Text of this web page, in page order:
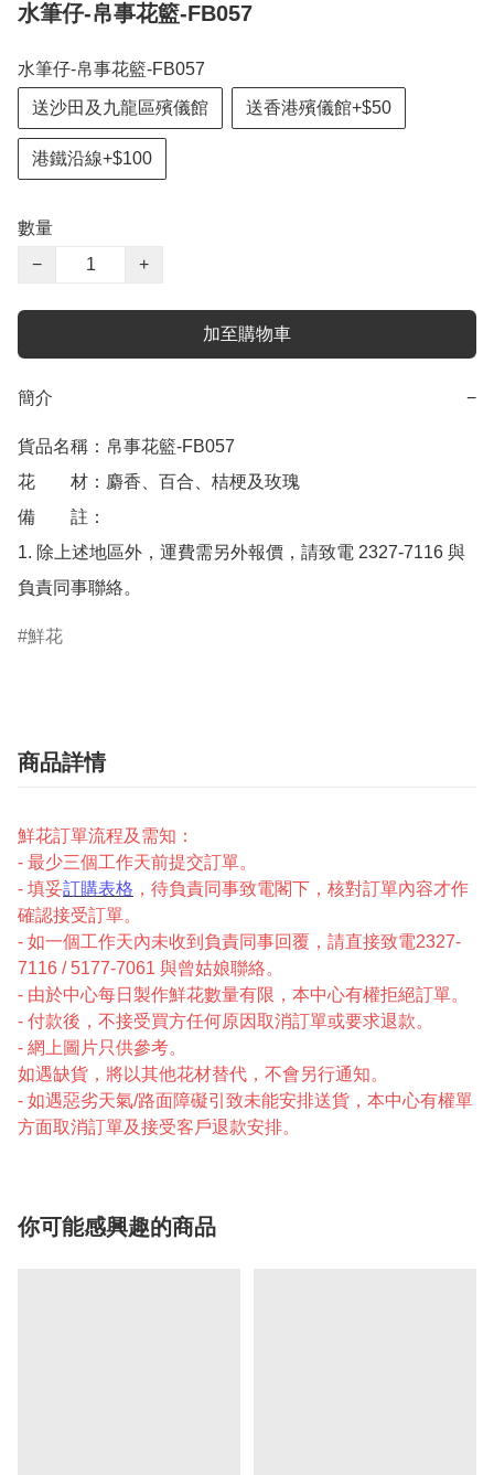
水筆仔-帛事花籃-FB057
水筆仔-帛事花籃-FB057
送沙田及九龍區殯儀館 送香港殯儀館+$50
港鐵沿線+$100
數量
−
+
加至購物車
簡介 −
貨品名稱：帛事花籃-FB057
花　　材：麝香、百合、桔梗及玫瑰
備　　註：
1. 除上述地區外，運費需另外報價，請致電 2327-7116 與
負責同事聯絡。
鮮花
商品詳情
鮮花訂單流程及需知：
- 最少三個工作天前提交訂單。
- 填妥訂購表格 ，待負責同事致電閣下，核對訂單內容才作
確認接受訂單。
- 如一個工作天內未收到負責同事回覆，請直接致電2327-
7116 / 5177-7061 與曾姑娘聯絡。
- 由於中心每日製作鮮花數量有限，本中心有權拒絕訂單。
- 付款後，不接受買方任何原因取消訂單或要求退款。
- 網上圖片只供參考。
如遇缺貨，將以其他花材替代，不會另行通知。
- 如遇惡劣天氣/路面障礙引致未能安排送貨，本中心有權單
方面取消訂單及接受客戶退款安排。
你可能感興趣的商品